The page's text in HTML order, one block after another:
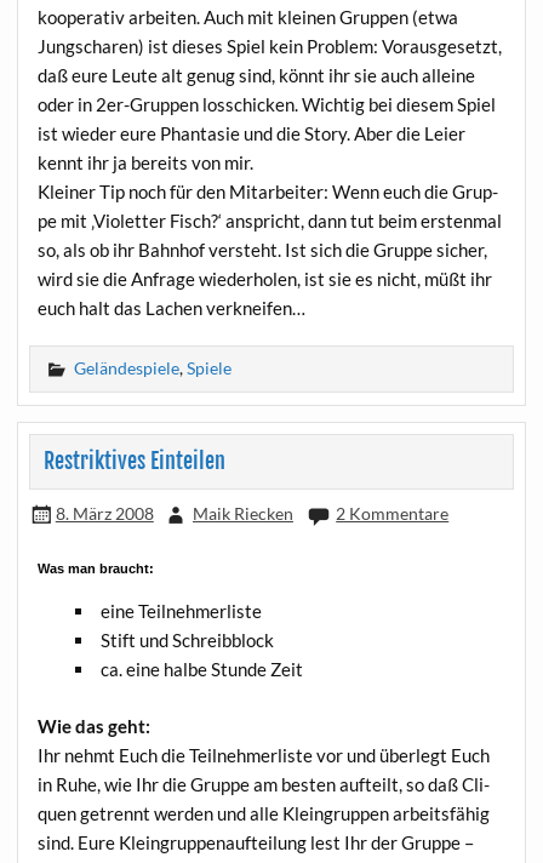
koope­ra­tiv arbei­ten. Auch mit klei­nen Grup­pen (etwa
Jung­scha­ren) ist die­ses Spiel kein Pro­blem: Vor­aus­ge­setzt,
daß eure Leu­te alt genug sind, könnt ihr sie auch allei­ne
oder in 2er-Grup­pen los­schi­cken. Wich­tig bei die­sem Spiel
ist wie­der eure Phan­ta­sie und die Sto­ry. Aber die Lei­er
kennt ihr ja bereits von mir.
Klei­ner Tip noch für den Mit­ar­bei­ter: Wenn euch die Grup­
pe mit ‚Vio­let­ter Fisch?‘ anspricht, dann tut beim ersten­mal
so, als ob ihr Bahn­hof ver­steht. Ist sich die Grup­pe sicher,
wird sie die Anfra­ge wie­der­ho­len, ist sie es nicht, müßt ihr
euch halt das Lachen verkneifen…
Geländespiele,Spiele
Restriktives Einteilen
8. März 2008 Maik Riecken 2 Kommentare
Was man braucht:
eine Teil­neh­mer­lis­te
Stift und Schreibblock
ca. eine hal­be Stun­de Zeit
Wie das geht:
Ihr nehmt Euch die Teil­neh­mer­lis­te vor und über­legt Euch
in Ruhe, wie Ihr die Grup­pe am bes­ten auf­teilt, so daß Cli­
quen getrennt wer­den und alle Klein­grup­pen arbeits­fä­hig
sind. Eure Klein­grup­pen­auf­tei­lung lest Ihr der Grup­pe –